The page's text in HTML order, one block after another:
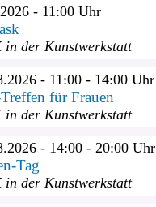
- 11:00 Uhr
in der Kunstwerkstatt
- 11:00 - 14:00 Uhr
für Frauen
in der Kunstwerkstatt
- 14:00 - 20:00 Uhr
Tag
in der Kunstwerkstatt